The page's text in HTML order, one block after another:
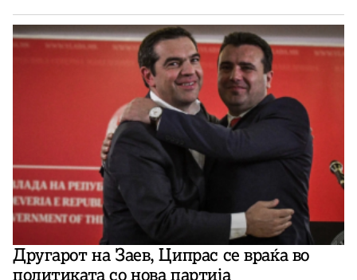
Другарот на Заев, Ципрас се враќа во
политиката со нова партија